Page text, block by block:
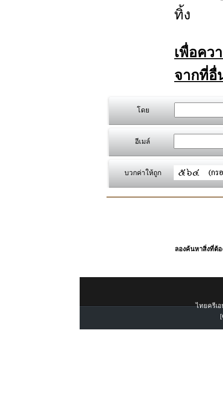
ทิ้ง
เพื่อคว
จากที่อื่
โดย
อีเมล์
บวกค่าให้ถูก
ลองค้นหาสิ่งที่ต้อ
ไทยครีเอ
[